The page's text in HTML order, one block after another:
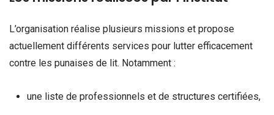
L’organisation réalise plusieurs missions et propose
actuellement différents services pour lutter efficacement
contre les punaises de lit. Notamment :
une liste de professionnels et de structures certifiées,